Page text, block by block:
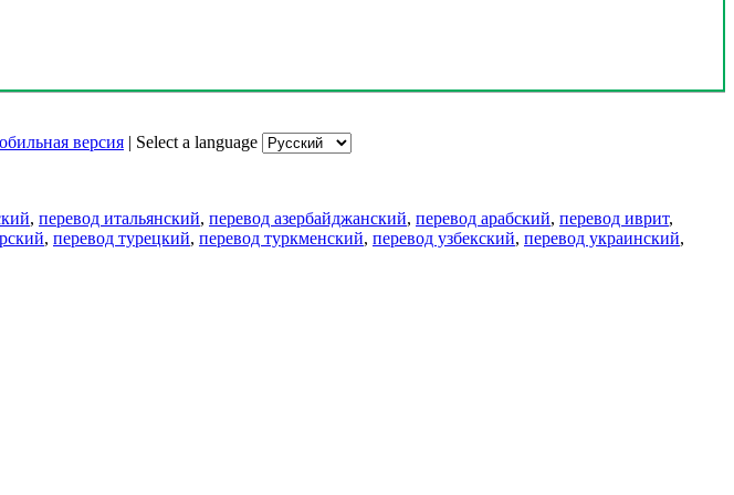
версия | Select a language
, перевод итальянский, перевод азербайджанский, перевод арабский, перевод иврит,
, перевод турецкий, перевод туркменский, перевод узбекский, перевод украинский,